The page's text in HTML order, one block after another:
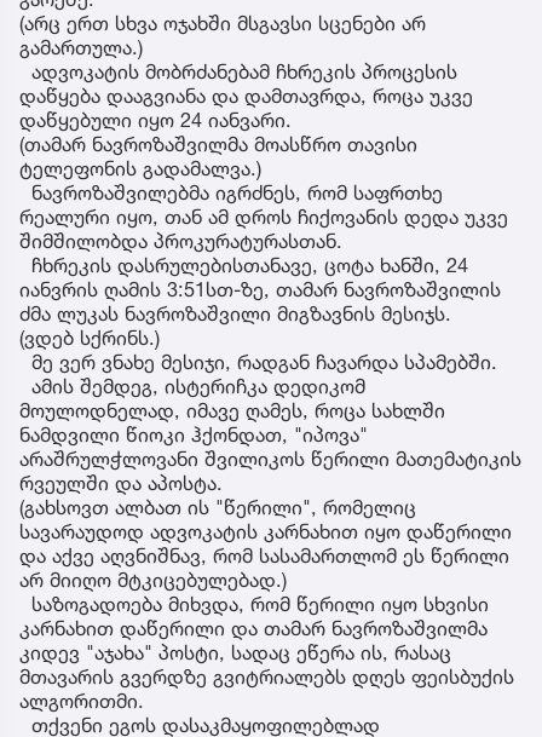
(არც ერთ სხვა ოჯახში მსგავსი სცენები არ
გამართულა.)
ადვოკატის მობრძანებამ ჩხრეკის პროცესის
დაწყება დააგვიანა და დამთავრდა, როცა უკვე
დაწყებული იყო 24 იანვარი.
(თამარ ნავროზაშვილმა მოასწრო თავისი
ტელეფონის გადამალვა.)
ნავროზაშვილებმა იგრძნეს, რომ საფრთხე
რეალური იყო, თან ამ დროს ჩიქოვანის დედა უკვე
შიმშილობდა პროკურატურასთან.
ჩხრეკის დასრულებისთანავე, ცოტა ხანში, 24
იანვრის ღამის 3:51სთ-ზე, თამარ ნავროზაშვილის
ძმა ლუკას ნავროზაშვილი მიგზავნის მესიჯს.
(ვდებ სქრინს.)
მე ვერ ვნახე მესიჯი, რადგან ჩავარდა სპამებში.
ამის შემდეგ, ისტერიჩკა დედიკომ
მოულოდნელად, იმავე ღამეს, როცა სახლში
ნამდვილი წიოკი ჰქონდათ, "იპოვა"
არაშრულჭლოვანი შვილიკოს წერილი მათემატიკის
რვეულში და აპოსტა.
(გახსოვთ ალბათ ის "წერილი", რომელიც
სავარაუდოდ ადვოკატის კარნახით იყო დაწერილი
და აქვე აღვნიშნავ, რომ სასამართლომ ეს წერილი
არ მიიღო მტკიცებულებად.)
საზოგადოება მიხვდა, რომ წერილი იყო სხვისი
კარნახით დაწერილი და თამარ ნავროზაშვილმა
კიდევ "აჯახა" პოსტი, სადაც ეწერა ის, რასაც
მთავარის გვერდზე გვიტრიალებს დღეს ფეისბუქის
ალგორითმი.
თქვენი ეგოს დასაკმაყოფილებლად